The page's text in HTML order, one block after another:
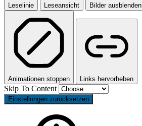
Leselinie Leseansicht Bilder ausblenden
Animationen stoppen Links hervorheben
Skip To Content
Einstellungen zurücksetzen